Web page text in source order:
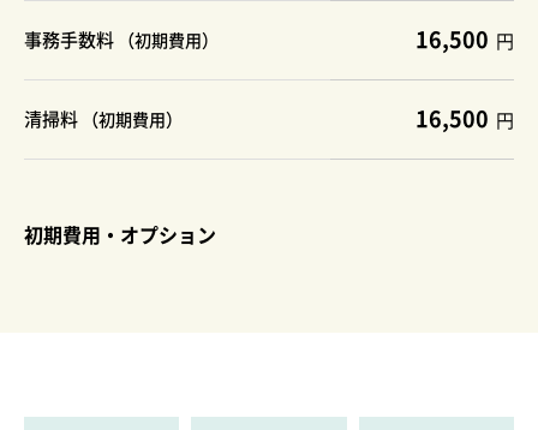
事務手数料 （初期費用） 16,500 円
清掃料 （初期費用） 16,500 円
初期費用・オプション